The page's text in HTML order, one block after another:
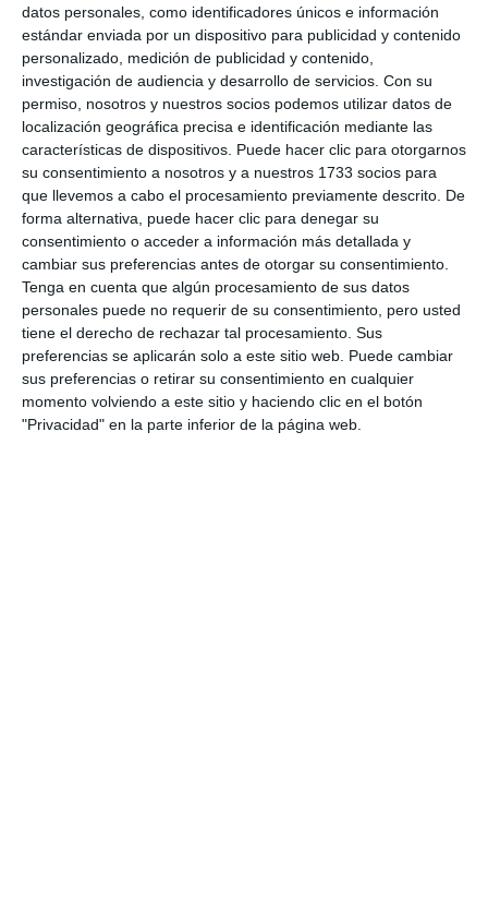
datos personales, como identificadores únicos e información
estándar enviada por un dispositivo para publicidad y contenido
personalizado, medición de publicidad y contenido,
investigación de audiencia y desarrollo de servicios. Con su
permiso, nosotros y nuestros socios podemos utilizar datos de
localización geográfica precisa e identificación mediante las
características de dispositivos. Puede hacer clic para otorgarnos
su consentimiento a nosotros y a nuestros 1733 socios para
que llevemos a cabo el procesamiento previamente descrito. De
forma alternativa, puede hacer clic para denegar su
consentimiento o acceder a información más detallada y
cambiar sus preferencias antes de otorgar su consentimiento.
Tenga en cuenta que algún procesamiento de sus datos
personales puede no requerir de su consentimiento, pero usted
tiene el derecho de rechazar tal procesamiento. Sus
preferencias se aplicarán solo a este sitio web. Puede cambiar
sus preferencias o retirar su consentimiento en cualquier
momento volviendo a este sitio y haciendo clic en el botón
"Privacidad" en la parte inferior de la página web.